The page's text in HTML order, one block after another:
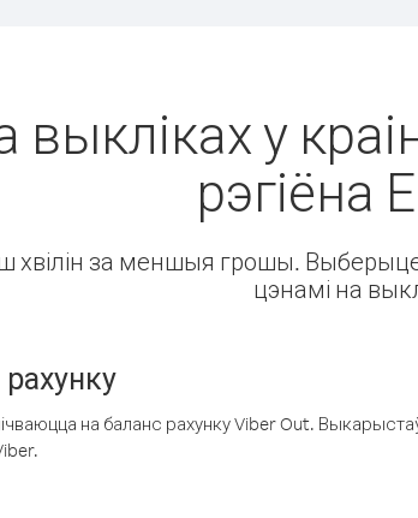
выкліках у
рэгіёна
хвілін за меншыя грошы. Выберыце
цэнамі на
на баланс рахунку Viber Out.